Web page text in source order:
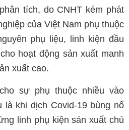
tích, do CNHT kém phát
của Việt Nam phụ thuộc
phụ liệu, linh kiện đầu
hoạt động sản xuất manh
xuất cao.
sự phụ thuộc nhiều vào
là khi dịch Covid-19 bùng nổ
linh phụ kiện sản xuất chủ